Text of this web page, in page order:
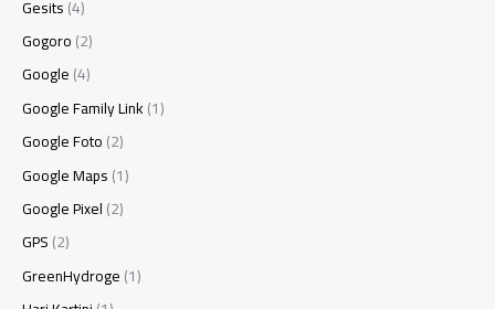
Gesits(4)
Gogoro(2)
Google(4)
Google Family Link(1)
Google Foto(2)
Google Maps(1)
Google Pixel(2)
GPS(2)
GreenHydroge(1)